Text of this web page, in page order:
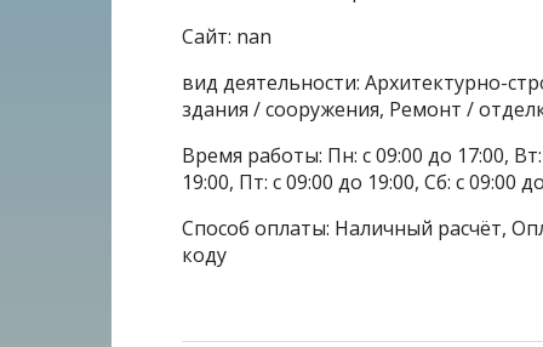
Сайт: nan
вид деятельности: Архитектурно-
здания / сооружения, Ремонт /
Время работы: Пн: с 09:00 до 17:00,
19:00, Пт: с 09:00 до 19:00, Сб: с 09:00
Способ оплаты: Наличный расчёт,
коду